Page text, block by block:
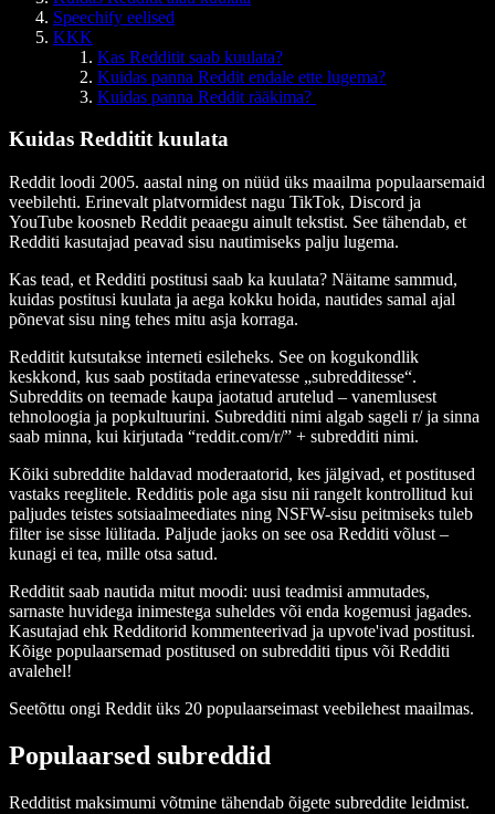
Speechify eelised
KKK
Kas Redditit saab kuulata?
Kuidas panna Reddit endale ette lugema?
Kuidas panna Reddit rääkima?
Kuidas Redditit kuulata
Reddit loodi 2005. aastal ning on nüüd üks maailma populaarsemaid
veebilehti. Erinevalt platvormidest nagu TikTok, Discord ja
YouTube koosneb Reddit peaaegu ainult tekstist. See tähendab, et
Redditi kasutajad peavad sisu nautimiseks palju lugema.
Kas tead, et Redditi postitusi saab ka kuulata? Näitame sammud,
kuidas postitusi kuulata ja aega kokku hoida, nautides samal ajal
põnevat sisu ning tehes mitu asja korraga.
Redditit kutsutakse interneti esileheks. See on kogukondlik
keskkond, kus saab postitada erinevatesse „subredditesse“.
Subreddits on teemade kaupa jaotatud arutelud – vanemlusest
tehnoloogia ja popkultuurini. Subredditi nimi algab sageli r/ ja sinna
saab minna, kui kirjutada “reddit.com/r/” + subredditi nimi.
Kõiki subreddite haldavad moderaatorid, kes jälgivad, et postitused
vastaks reeglitele. Redditis pole aga sisu nii rangelt kontrollitud kui
paljudes teistes sotsiaalmeediates ning NSFW-sisu peitmiseks tuleb
filter ise sisse lülitada. Paljude jaoks on see osa Redditi võlust –
kunagi ei tea, mille otsa satud.
Redditit saab nautida mitut moodi: uusi teadmisi ammutades,
sarnaste huvidega inimestega suheldes või enda kogemusi jagades.
Kasutajad ehk Redditorid kommenteerivad ja upvote'ivad postitusi.
Kõige populaarsemad postitused on subredditi tipus või Redditi
avalehel!
Seetõttu ongi Reddit üks 20 populaarseimast veebilehest maailmas.
Populaarsed subreddid
Redditist maksimumi võtmine tähendab õigete subreddite leidmist.